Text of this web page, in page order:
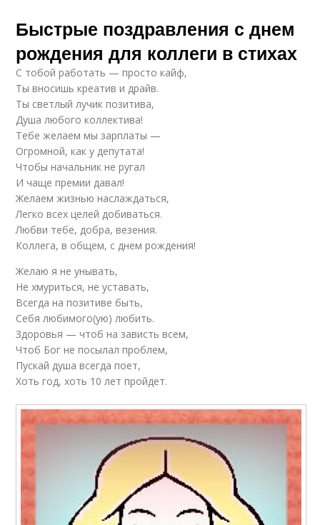
Быстрые поздравления с днем
рождения для коллеги в стихах
С тобой работать — просто кайф,
Ты вносишь креатив и драйв.
Ты светлый лучик позитива,
Душа любого коллектива!
Тебе желаем мы зарплаты —
Огромной, как у депутата!
Чтобы начальник не ругал
И чаще премии давал!
Желаем жизнью наслаждаться,
Легко всех целей добиваться.
Любви тебе, добра, везения.
Коллега, в общем, с днем рождения!
Желаю я не унывать,
Не хмуриться, не уставать,
Всегда на позитиве быть,
Себя любимого(ую) любить.
Здоровья — чтоб на зависть всем,
Чтоб Бог не посылал проблем,
Пускай душа всегда поет,
Хоть год, хоть 10 лет пройдет.